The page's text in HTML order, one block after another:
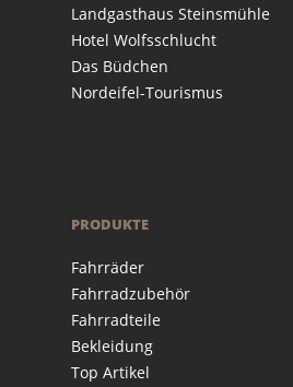
Landgasthaus Steinsmühle
Hotel Wolfsschlucht
Das Büdchen
Nordeifel-Tourismus
PRODUKTE
Fahrräder
Fahrradzubehör
Fahrradteile
Bekleidung
Top Artikel